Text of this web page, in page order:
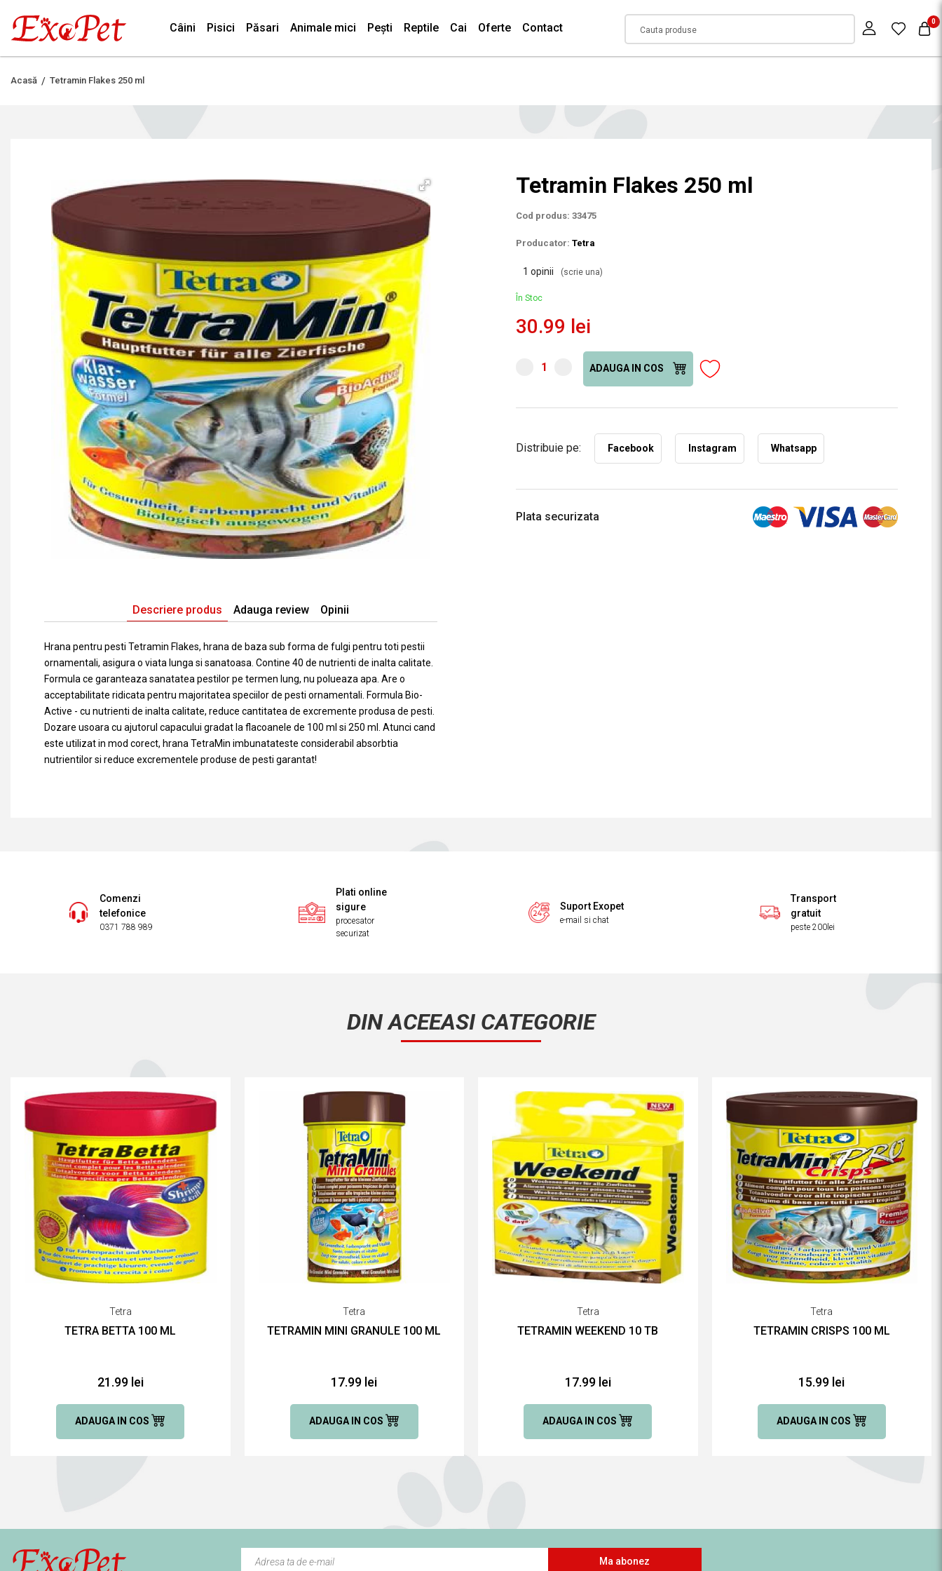
Câini Pisici Păsari Animale mici Pești Reptile Cai Oferte Contact 0
Acasă Tetramin Flakes 250 ml
Descriere produs Adauga review Opinii
Hrana pentru pesti Tetramin Flakes, hrana de baza sub forma de fulgi pentru toti pestii
ornamentali, asigura o viata lunga si sanatoasa. Contine 40 de nutrienti de inalta calitate.
Formula ce garanteaza sanatatea pestilor pe termen lung, nu polueaza apa. Are o
acceptabilitate ridicata pentru majoritatea speciilor de pesti ornamentali. Formula Bio-
Active - cu nutrienti de inalta calitate, reduce cantitatea de excremente produsa de pesti.
Dozare usoara cu ajutorul capacului gradat la flacoanele de 100 ml si 250 ml. Atunci cand
este utilizat in mod corect, hrana TetraMin imbunatateste considerabil absorbtia
nutrientilor si reduce excrementele produse de pesti garantat!
Tetramin Flakes 250 ml
Cod produs: 33475
Producator: Tetra
1 opinii (scrie una)
În Stoc
30.99 lei
ADAUGA IN COS
Distribuie pe: Facebook Instagram Whatsapp
Plata securizata
Comenzi
telefonice
0371 788 989
Plati online
sigure
procesator
securizat
Suport Exopet
e-mail si chat
Transport
gratuit
peste 200lei
DIN ACEEASI CATEGORIE
Tetra
TETRA BETTA 100 ML
21.99 lei
ADAUGA IN COS
Tetra
TETRAMIN MINI GRANULE 100 ML
17.99 lei
ADAUGA IN COS
Tetra
TETRAMIN WEEKEND 10 TB
17.99 lei
ADAUGA IN COS
Tetra
TETRAMIN CRISPS 100 ML
15.99 lei
ADAUGA IN COS
Ma abonez